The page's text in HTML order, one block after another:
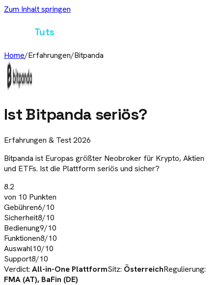
Zum Inhalt springen
Tuts
Home/Erfahrungen/Bitpanda
Ist Bitpanda seriös?
Erfahrungen & Test 2026
Bitpanda ist Europas größter Neobroker für Krypto, Aktien
und ETFs. Ist die Plattform seriös und sicher?
8.2
von 10 Punkten
Gebühren6/10
Sicherheit8/10
Bedienung9/10
Funktionen8/10
Auswahl10/10
Support8/10
Verdict: All-in-One PlattformSitz: ÖsterreichRegulierung:
FMA (AT), BaFin (DE)